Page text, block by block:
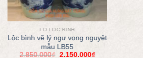
LỌ LỘC BÌNH
Lộc bình vẽ lý ngư vọng nguyệt
mẫu LB55
2.850.000₫ 2.150.000₫